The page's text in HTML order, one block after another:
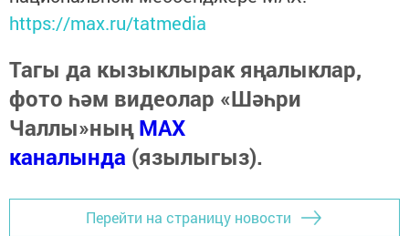
https://max.ru/tatmedia
Тагы да кызыклырак яңалыклар,
фото һәм видеолар «Шәһри
Чаллы»ныңMAX
каналында (язылыгыз).
Перейти на страницу новости